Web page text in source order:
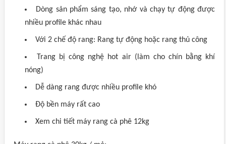
Dòng sản phẩm sáng tạo, nhớ và chạy tự động được
nhiều profile khác nhau
Với 2 chế độ rang: Rang tự động hoặc rang thủ công
Trang bị công nghệ hot air (làm cho chín bằng khí
nóng)
Dễ dàng rang được nhiều profile khó
Độ bền máy rất cao
Xem chi tiết máy rang cà phê 12kg